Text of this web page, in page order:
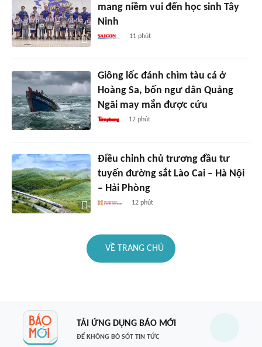
mang niềm vui đến học sinh Tây
Ninh
11 phút
Giông lốc đánh chìm tàu cá ở
Hoàng Sa, bốn ngư dân Quảng
Ngãi may mắn được cứu
12 phút
Điều chỉnh chủ trương đầu tư
tuyến đường sắt Lào Cai – Hà Nội
– Hải Phòng
12 phút
VỀ TRANG CHỦ
TẢI ỨNG DỤNG BÁO MỚI
ĐỂ KHÔNG BỎ SÓT TIN TỨC